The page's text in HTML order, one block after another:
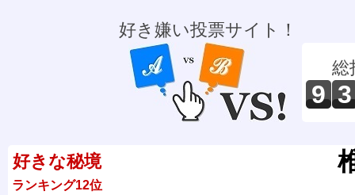
好き嫌い投票サイト！
総
9 3
好きな秘境
ランキング12位